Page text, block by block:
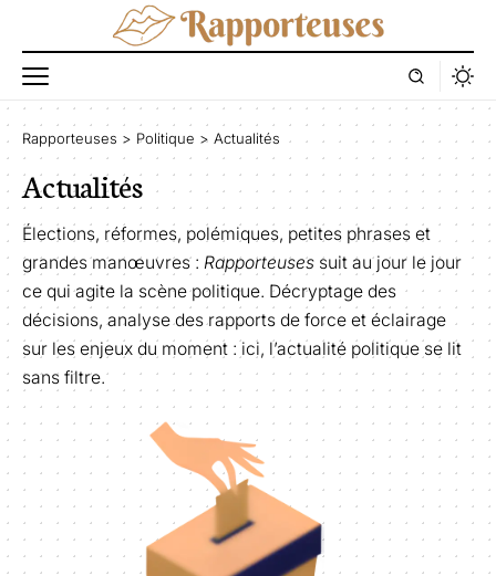
Rapporteuses > Politique > Actualités
Actualités
Élections, réformes, polémiques, petites phrases et
grandes manœuvres : Rapporteuses suit au jour le jour
ce qui agite la scène politique. Décryptage des
décisions, analyse des rapports de force et éclairage
sur les enjeux du moment : ici, l’actualité politique se lit
sans filtre.